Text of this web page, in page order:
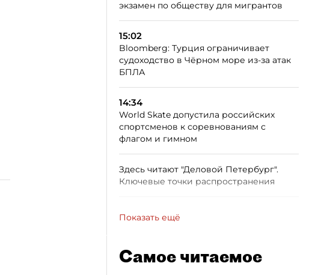
экзамен по обществу для мигрантов
15:02
Bloomberg: Турция ограничивает
судоходство в Чёрном море из-за атак
БПЛА
14:34
World Skate допустила российских
спортсменов к соревнованиям с
флагом и гимном
Здесь читают "Деловой Петербург".
Ключевые точки распространения
Показать ещё
Самое читаемое